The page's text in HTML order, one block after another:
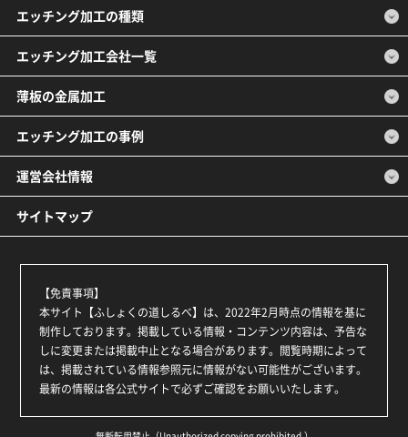
エッチング加工の種類
エッチング加工会社一覧
薄板の金属加工
エッチング加工の事例
運営会社情報
サイトマップ
【免責事項】
本サイト【ふしょくの道しるべ】は、2022年2月時点の情報を基に
制作しております。掲載している情報・コンテンツ内容は、予告な
しに変更または掲載中止となる場合があります。閲覧時期によって
は、掲載されている情報参照元に情報がない可能性がございます。
最新の情報は各公式サイトで必ずご確認をお願いいたします。